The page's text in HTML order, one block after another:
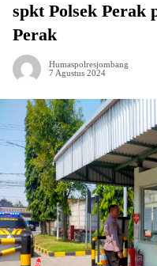
spkt Polsek
Perak
Humaspolresjombang
7 Agustus 2024